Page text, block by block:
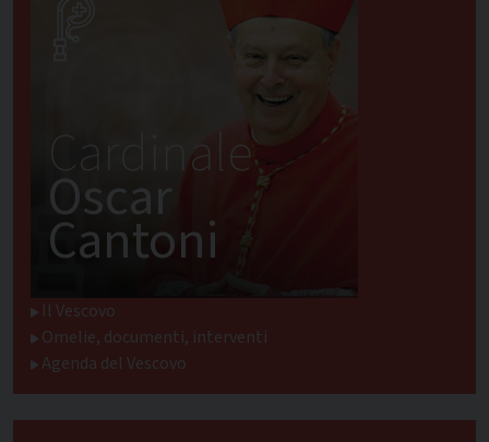
Cardinale
Oscar
Cantoni
Il Vescovo
Omelie, documenti, interventi
Agenda del Vescovo